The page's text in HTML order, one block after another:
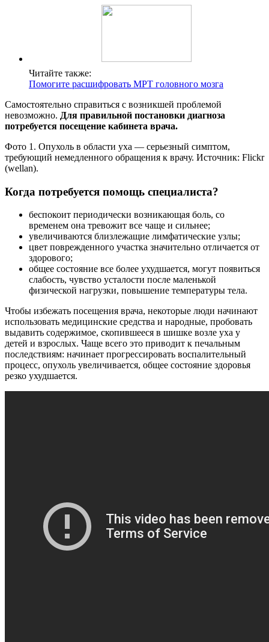
Читайте также:
Помогите расшифровать МРТ головного мозга
Самостоятельно справиться с возникшей проблемой
невозможно. Для правильной постановки диагноза
потребуется посещение кабинета врача.
Фото 1. Опухоль в области уха — серьезный симптом,
требующий немедленного обращения к врачу. Источник: Flickr
(wellan).
Когда потребуется помощь специалиста?
беспокоит периодически возникающая боль, со
временем она тревожит все чаще и сильнее;
увеличиваются близлежащие лимфатические узлы;
цвет поврежденного участка значительно отличается от
здорового;
общее состояние все более ухудшается, могут появиться
слабость, чувство усталости после маленькой
физической нагрузки, повышение температуры тела.
Чтобы избежать посещения врача, некоторые люди начинают
использовать медицинские средства и народные, пробовать
выдавить содержимое, скопившееся в шишке возле уха у
детей и взрослых. Чаще всего это приводит к печальным
последствиям: начинает прогрессировать воспалительный
процесс, опухоль увеличивается, общее состояние здоровья
резко ухудшается.